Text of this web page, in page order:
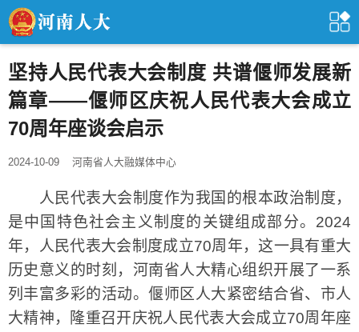
坚持人民代表大会制度 共谱偃师发展新
篇章——偃师区庆祝人民代表大会成立
70周年座谈会启示
2024-10-09 河南省人大融媒体中心
人民代表大会制度作为我国的根本政治制度，
是中国特色社会主义制度的关键组成部分。2024
年，人民代表大会制度成立70周年，这一具有重大
历史意义的时刻，河南省人大精心组织开展了一系
列丰富多彩的活动。偃师区人大紧密结合省、市人
大精神，隆重召开庆祝人民代表大会成立70周年座